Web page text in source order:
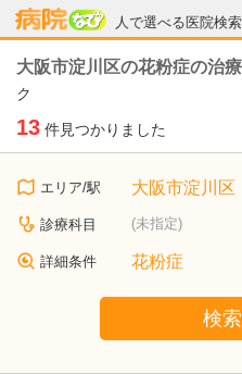
人で選べる医院検索
病院なび
大阪市淀川区の花粉症の治
ク
13 件見つかりました
エリア/駅 大阪市淀川区
診療科目 (未指定)
詳細条件 花粉症
検